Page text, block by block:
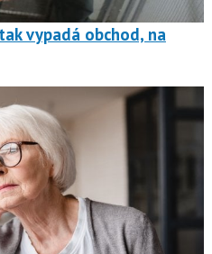
vypadá obchod, na